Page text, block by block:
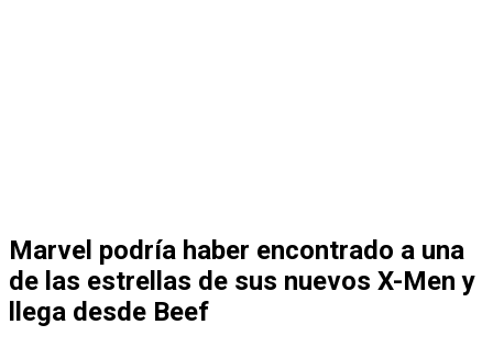
Marvel podría haber encontrado a una
de las estrellas de sus nuevos X-Men y
llega desde Beef